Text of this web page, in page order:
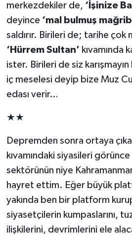
merkezdekiler de, ‘İşinize
deyince ‘mal bulmuş
saldırır. Birileri de; tarihe çok
‘Hürrem Sultan’ kıvamında
ister. Birileri de siz
iç meselesi deyip bize Muz
edası verir…
★★
Depremden sonra ortaya
kıvamındaki siyasileri
sektörünün niye
hayret ettim. Eğer büyük
yakında ben bir platform
siyasetçilerin kumpaslarını,
ilişkilerini, devrimlerini ele